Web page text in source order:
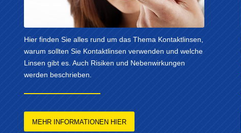
Hier finden Sie alles rund um das Thema Kontaktlinsen,
warum sollten Sie Kontaktlinsen verwenden und welche
Linsen gibt es. Auch Risiken und Nebenwirkungen
werden beschrieben.
MEHR INFORMATIONEN HIER